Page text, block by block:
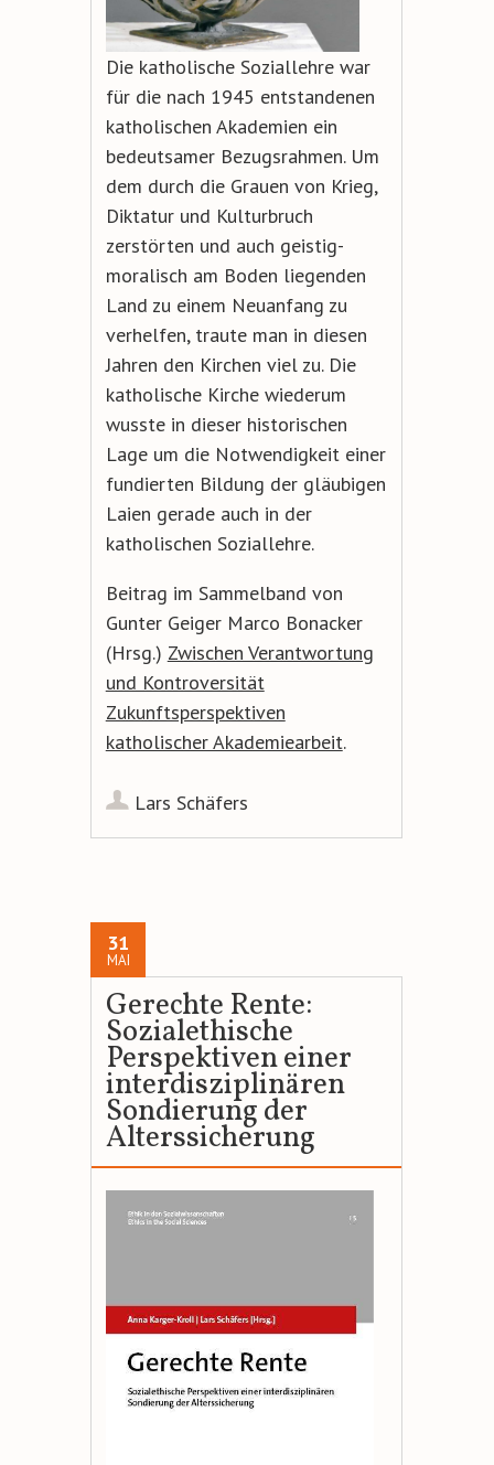
Die katholische Soziallehre war
für die nach 1945 entstandenen
katholischen Akademien ein
bedeutsamer Bezugsrahmen. Um
dem durch die Grauen von Krieg,
Diktatur und Kulturbruch
zerstörten und auch geistig-
moralisch am Boden liegenden
Land zu einem Neuanfang zu
verhelfen, traute man in diesen
Jahren den Kirchen viel zu. Die
katholische Kirche wiederum
wusste in dieser historischen
Lage um die Notwendigkeit einer
fundierten Bildung der gläubigen
Laien gerade auch in der
katholischen Soziallehre.
Beitrag im Sammelband von
Gunter Geiger Marco Bonacker
(Hrsg.) Zwischen Verantwortung
und Kontroversität
Zukunftsperspektiven
katholischer Akademiearbeit.
Lars Schäfers
31
MAI
Gerechte Rente:
Sozialethische
Perspektiven einer
interdisziplinären
Sondierung der
Alterssicherung